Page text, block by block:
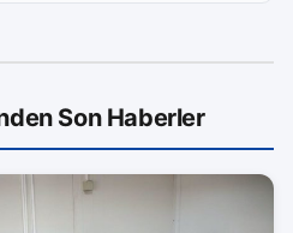
Son Haberler